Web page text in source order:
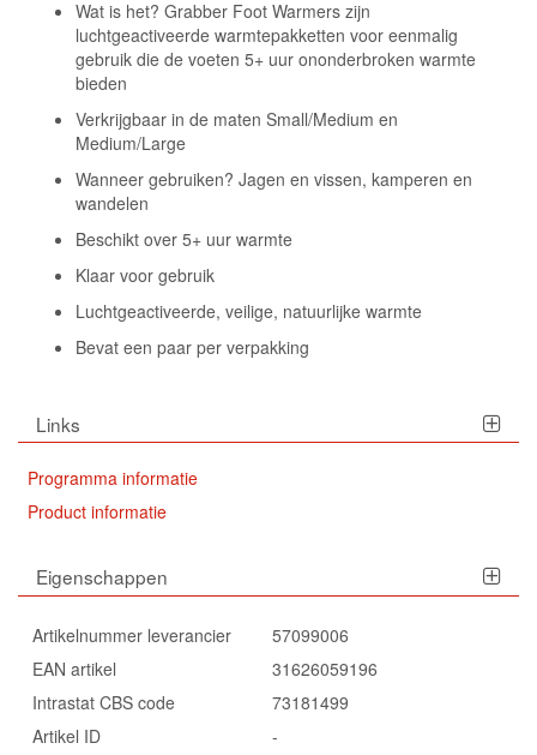
Wat is het? Grabber Foot Warmers zijn
luchtgeactiveerde warmtepakketten voor eenmalig
gebruik die de voeten 5+ uur ononderbroken warmte
bieden
Verkrijgbaar in de maten Small/Medium en
Medium/Large
Wanneer gebruiken? Jagen en vissen, kamperen en
wandelen
Beschikt over 5+ uur warmte
Klaar voor gebruik
Luchtgeactiveerde, veilige, natuurlijke warmte
Bevat een paar per verpakking
Links
Programma informatie
Product informatie
Eigenschappen
Artikelnummer leverancier
57099006
EAN artikel
31626059196
Intrastat CBS code
73181499
Artikel ID
-